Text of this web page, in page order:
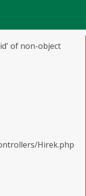
of non-object
Hirek.php